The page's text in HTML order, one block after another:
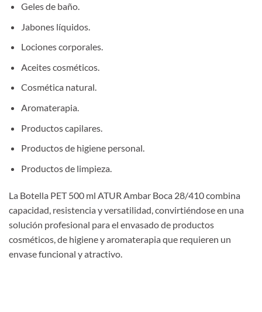
Geles de baño.
Jabones líquidos.
Lociones corporales.
Aceites cosméticos.
Cosmética natural.
Aromaterapia.
Productos capilares.
Productos de higiene personal.
Productos de limpieza.
La Botella PET 500 ml ATUR Ambar Boca 28/410 combina
capacidad, resistencia y versatilidad, convirtiéndose en una
solución profesional para el envasado de productos
cosméticos, de higiene y aromaterapia que requieren un
envase funcional y atractivo.